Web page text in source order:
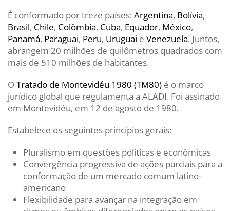
É conformado por treze países: Argentina, Bolívia,
Brasil, Chile, Colômbia, Cuba, Equador, México,
Panamá, Paraguai, Peru, Uruguai e Venezuela. Juntos,
abrangem 20 milhões de quilômetros quadrados com
mais de 510 milhões de habitantes.
O Tratado de Montevidéu 1980 (TM80) é o marco
jurídico global que regulamenta a ALADI. Foi assinado
em Montevidéu, em 12 de agosto de 1980.
Estabelece os seguintes princípios gerais:
Pluralismo em questões políticas e econômicas
Convergência progressiva de ações parciais para a
conformação de um mercado comum latino-
americano
Flexibilidade para avançar na integração em